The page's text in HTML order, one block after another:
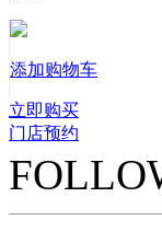
添加购物车
立即购买
门店预约